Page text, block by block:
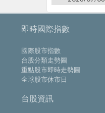
即時國際指數
國際股市指數
台股分類走勢圖
重點股市即時走勢圖
全球股市休市日
台股資訊